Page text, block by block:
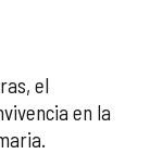
el
en la